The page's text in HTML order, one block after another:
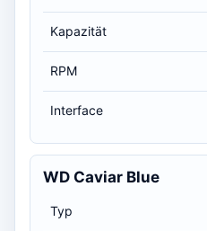
Kapazität
RPM
Interface
WD Caviar Blue
Typ